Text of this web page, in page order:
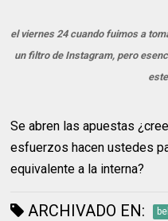
el viernes 24 cuando fuimos a
un filtro de Instagram, pero
Se abren las apuestas
esfuerzos hacen ustedes
equivalente a la interna?
ARCHIVADO EN: